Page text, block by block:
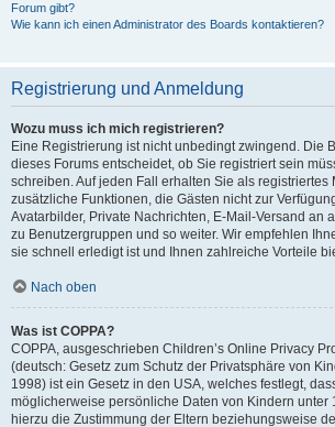
Forum gibt?
Wie kann ich einen Administrator des Boards kontaktieren?
Registrierung und Anmeldung
Wozu muss ich mich registrieren?
Eine Registrierung ist nicht unbedingt zwingend. Die
dieses Forums entscheidet, ob Sie registriert sein
schreiben. Auf jeden Fall erhalten Sie als registriertes
zusätzliche Funktionen, die Gästen nicht zur
Avatarbilder, Private Nachrichten, E-Mail-Versand an
zu Benutzergruppen und so weiter. Wir empfehlen
sie schnell erledigt ist und Ihnen zahlreiche Vorteile
Nach oben
Was ist COPPA?
COPPA, ausgeschrieben Children’s Online Privacy
(deutsch: Gesetz zum Schutz der Privatsphäre von
1998) ist ein Gesetz in den USA, welches festlegt,
möglicherweise persönliche Daten von Kindern unter
hierzu die Zustimmung der Eltern beziehungsweise